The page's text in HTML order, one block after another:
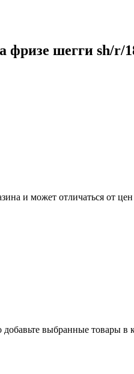
шегги sh/r/
и может отличаться от
выбранные товары